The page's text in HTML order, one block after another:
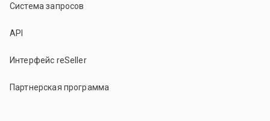
Система запросов
API
Интерфейс reSeller
Партнерская программа